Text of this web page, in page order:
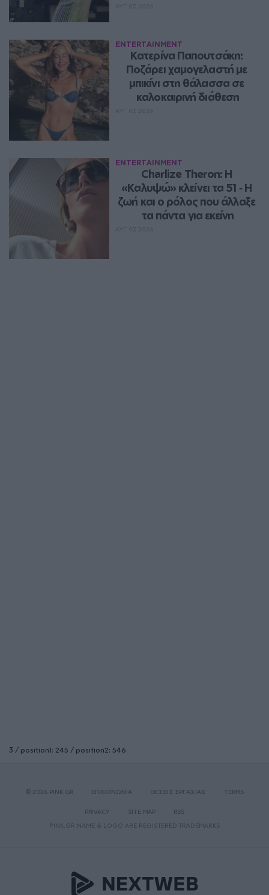
ENTERTAINMENT
Κατερίνα Παπουτσάκη:
Ποζάρει χαμογελαστή με
μπικίνι στη θάλασσα σε
καλοκαιρινή διάθεση
ENTERTAINMENT
Charlize Theron: Η
«Καλυψώ» κλείνει τα 51 ‑ H
ζωή και ο ρόλος που άλλαξε
τα πάντα για εκείνη
3 / position1: 245 / position2: 546
© 2026 PINK.GR ΕΠΙΚΟΙΝΩΝΙΑ ΘΕΣΕΙΣ ΕΡΓΑΣΙΑΣ TERMS
PRIVACY SITE MAP
RSS
PINK.GR NAME & LOGO ARE REGISTERED TRADEMARKS